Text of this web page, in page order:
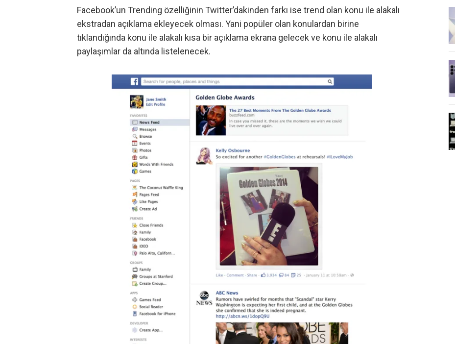
Facebook’un Trending özelliğinin Twitter’dakinden farkı ise trend olan konu ile alakalı
ekstradan açıklama ekleyecek olması. Yani popüler olan konulardan birine
tıklandığında konu ile alakalı kısa bir açıklama ekrana gelecek ve konu ile alakalı
paylaşımlar da altında listelenecek.